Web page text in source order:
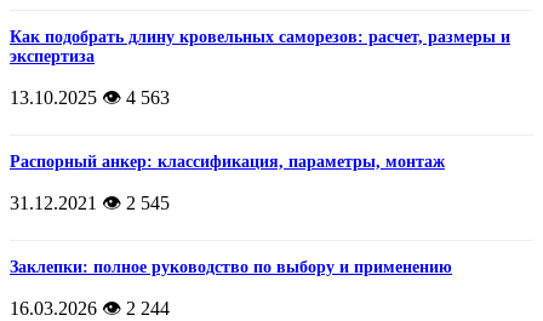
Как подобрать длину кровельных саморезов: расчет, размеры и
экспертиза
13.10.2025 👁️ 4 563
Распорный анкер: классификация, параметры, монтаж
31.12.2021 👁️ 2 545
Заклепки: полное руководство по выбору и применению
16.03.2026 👁️ 2 244